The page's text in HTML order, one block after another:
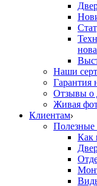
Наши
Гарантия
Отзывы о
Живая
Клиентам
Полезные
Как